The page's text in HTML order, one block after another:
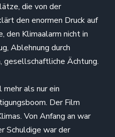
die von der
den enormen Druck auf
den Klimaalarm nicht in
Ablehnung durch
Ächtung.
als nur ein
Der Film
Von Anfang an war
Schuldige war der